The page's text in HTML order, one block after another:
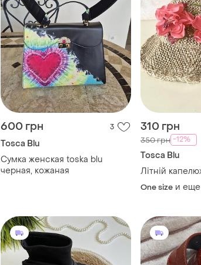
600 грн 3
Tosca Blu
Сумка женская toska blu
черная, кожаная
310 грн
350 грн -12%
Tosca Blu
One size и еще